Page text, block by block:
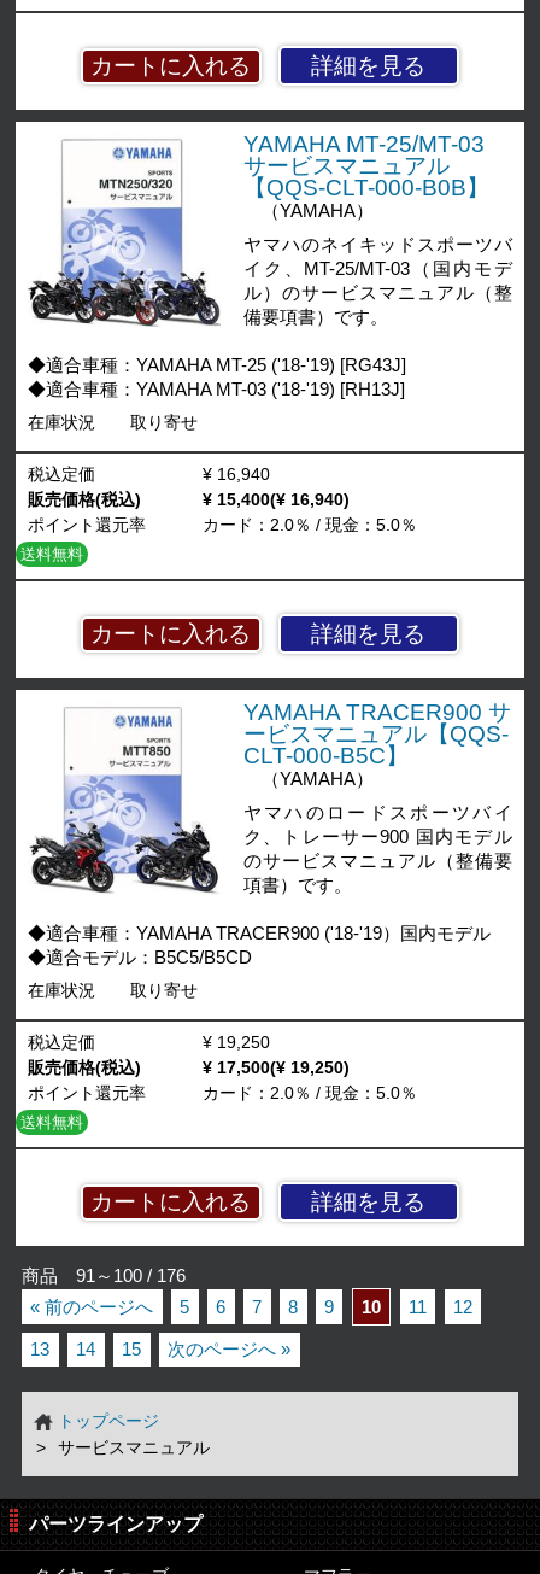
詳細を見る
YAMAHA MT-25/MT-03
サービスマニュアル
【QQS-CLT-000-B0B】
（YAMAHA）
ヤマハのネイキッドスポーツバ
イク、MT-25/MT-03（国内モデ
ル）のサービスマニュアル（整
備要項書）です。
◆適合車種：YAMAHA MT-25 ('18-'19) [RG43J]
◆適合車種：YAMAHA MT-03 ('18-'19) [RH13J]
在庫状況
取り寄せ
詳細を見る
税込定価
¥ 16,940
販売価格(税込)
¥ 15,400(¥ 16,940)
ポイント還元率
カード：2.0％ / 現金：5.0％
送料無料
YAMAHA TRACER900 サ
ービスマニュアル【QQS-
CLT-000-B5C】
（YAMAHA）
ヤマハのロードスポーツバイ
ク、トレーサー900 国内モデル
のサービスマニュアル（整備要
項書）です。
◆適合車種：YAMAHA TRACER900 ('18-'19）国内モデル
◆適合モデル：B5C5/B5CD
在庫状況
取り寄せ
詳細を見る
税込定価
¥ 19,250
販売価格(税込)
¥ 17,500(¥ 19,250)
ポイント還元率
カード：2.0％ / 現金：5.0％
送料無料
商品 91～100 / 176
« 前のページへ
5 6 7 8 9 10 11 12
13 14 15 次のページへ »
トップページ
サービスマニュアル
パーツラインアップ